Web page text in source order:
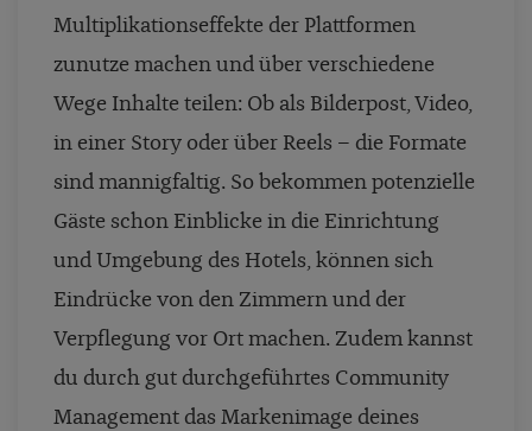
Multiplikationseffekte der Plattformen
zunutze machen und über verschiedene
Wege Inhalte teilen: Ob als Bilderpost, Video,
in einer Story oder über Reels – die Formate
sind mannigfaltig. So bekommen potenzielle
Gäste schon Einblicke in die Einrichtung
und Umgebung des Hotels, können sich
Eindrücke von den Zimmern und der
Verpflegung vor Ort machen. Zudem kannst
du durch gut durchgeführtes Community
Management das Markenimage deines